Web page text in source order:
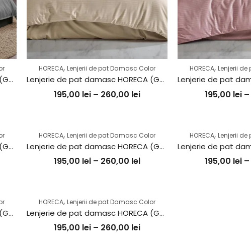
Lenjerie de pat damasc HORECA (GROS) – GRI
HORECA, Lenjerii de pat Damasc Color
Lenjerie de pat damasc HORECA (GROS) – CAPPUCINO
195,00 lei – 260,00 lei
HORECA, Lenjerii
195,00 lei –
Lenjerie de pat damasc HORECA (GROS) – LILA
HORECA, Lenjerii de pat Damasc Color
Lenjerie de pat damasc HORECA (GROS) – MARO
195,00 lei – 260,00 lei
HORECA, Lenjerii
195,00 lei –
Lenjerie de pat damasc HORECA (GROS) – TURKUAZ
HORECA, Lenjerii de pat Damasc Color
Lenjerie de pat damasc HORECA (GROS) – ALB
195,00 lei – 260,00 lei